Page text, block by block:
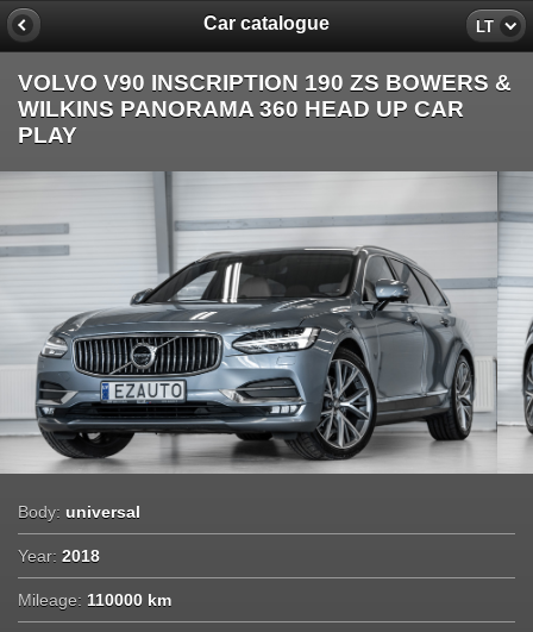
Car catalogue LT
VOLVO V90 INSCRIPTION 190 ZS BOWERS &
WILKINS PANORAMA 360 HEAD UP CAR
PLAY
Body: universal
Year: 2018
Mileage: 110000 km